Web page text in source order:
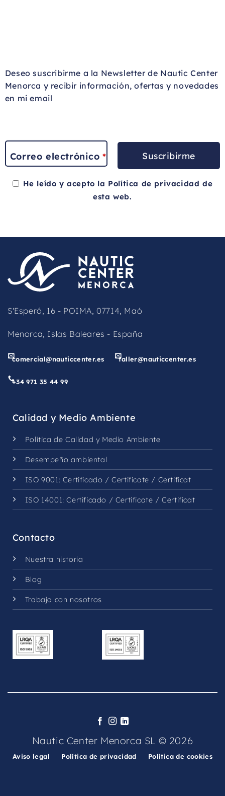
Deseo suscribirme a la Newsletter de Nautic Center
Menorca y recibir información, ofertas y novedades
en mi email
Correo electrónico * Suscribirme
He leído y acepto la Política de privacidad de
esta web.
blank
S'Esperó, 16 - POIMA, 07714, Maó
Menorca, Islas Baleares - España
comercial@nauticcenter.es taller@nauticcenter.es
+34 971 35 44 99
Calidad y Medio Ambiente
Política de Calidad y Medio Ambiente
Desempeño ambiental
ISO 9001: Certificado /Certificate / Certificat
ISO 14001:Certificado / Certificate /Certificat
Contacto
Nuestra historia
Blog
Trabaja con nosotros
Nautic Center Menorca SL © 2026
Aviso legal Política de privacidad Política de cookies